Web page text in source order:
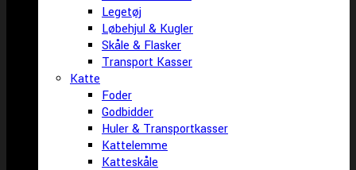
Legetøj
Løbehjul & Kugler
Skåle & Flasker
Transport Kasser
Katte
Foder
Godbidder
Huler & Transportkasser
Kattelemme
Katteskåle